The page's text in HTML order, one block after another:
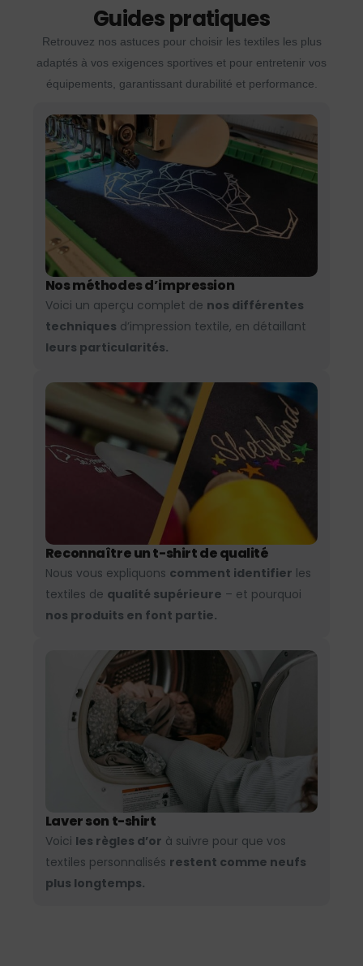
Guides pratiques
Retrouvez nos astuces pour choisir les textiles les plus
adaptés à vos exigences sportives et pour entretenir vos
équipements, garantissant durabilité et performance.
Nos méthodes d’impression
Voici un aperçu complet de nos différentes
techniques d’impression textile, en détaillant
leurs particularités.
Reconnaître un t-shirt de qualité
Nous vous expliquons comment identifier les
textiles de qualité supérieure – et pourquoi
nos produits en font partie.
Laver son t-shirt
Voici les règles d’or à suivre pour que vos
textiles personnalisés restent comme neufs
plus longtemps.